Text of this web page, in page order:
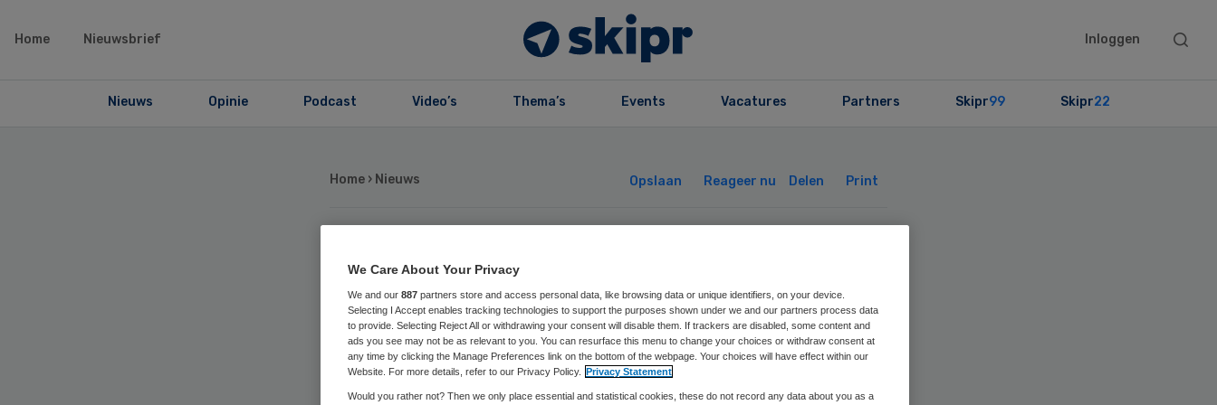
Home Nieuwsbrief Inloggen
Search
Nieuws Opinie Podcast Video’s Thema’s Events Vacatures Partners Skipr99 Skipr22
Home › Nieuws Opslaan Reageer nu Delen Print
GGZ Friesland pioniert
met generatieregeling
We Care About Your Privacy
We and our 887 partners store and access personal data, like browsing data or unique identifiers, on your device.
Selecting I Accept enables tracking technologies to support the purposes shown under we and our partners process data
to provide. Selecting Reject All or withdrawing your consent will disable them. If trackers are disabled, some content and
ads you see may not be as relevant to you. You can resurface this menu to change your choices or withdraw consent at
any time by clicking the Manage Preferences link on the bottom of the webpage. Your choices will have effect within our
Website. For more details, refer to our Privacy Policy. Privacy Statement
Would you rather not? Then we only place essential and statistical cookies, these do not record any data about you as a